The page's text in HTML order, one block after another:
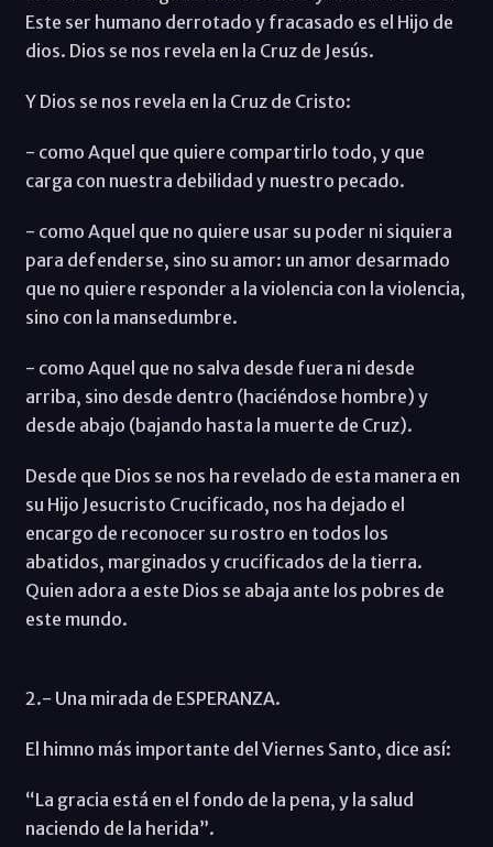
Este ser humano derrotado y fracasado es el Hijo de
dios. Dios se nos revela en la Cruz de Jesús.
Y Dios se nos revela en la Cruz de Cristo:
- como Aquel que quiere compartirlo todo, y que
carga con nuestra debilidad y nuestro pecado.
- como Aquel que no quiere usar su poder ni siquiera
para defenderse, sino su amor: un amor desarmado
que no quiere responder a la violencia con la violencia,
sino con la mansedumbre.
- como Aquel que no salva desde fuera ni desde
arriba, sino desde dentro (haciéndose hombre) y
desde abajo (bajando hasta la muerte de Cruz).
Desde que Dios se nos ha revelado de esta manera en
su Hijo Jesucristo Crucificado, nos ha dejado el
encargo de reconocer su rostro en todos los
abatidos, marginados y crucificados de la tierra.
Quien adora a este Dios se abaja ante los pobres de
este mundo.
2.- Una mirada de ESPERANZA.
El himno más importante del Viernes Santo, dice así:
“La gracia está en el fondo de la pena, y la salud
naciendo de la herida”.